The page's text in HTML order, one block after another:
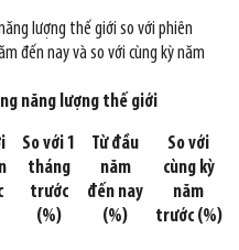
lượng thế giới so với phiên
đến nay và so với cùng kỳ năm
năng lượng thế giới
So với 1
tháng
trước
(%)
Từ đầu
năm
đến nay
(%)
So với
cùng kỳ
năm
trước (%)